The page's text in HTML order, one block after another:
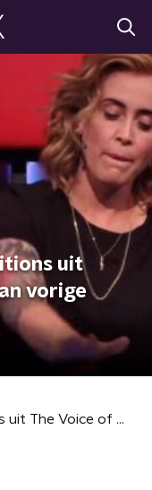
uit
vorige
5 opvallende blind auditions uit The Voice of Holland van vorige week